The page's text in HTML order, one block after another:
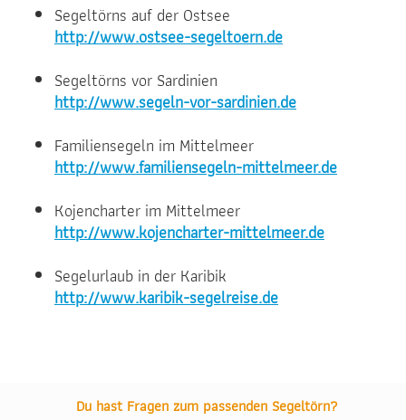
Segeltörns auf der Ostsee
http://www.ostsee-segeltoern.de
Segeltörns vor Sardinien
http://www.segeln-vor-sardinien.de
Familiensegeln im Mittelmeer
http://www.familiensegeln-mittelmeer.de
Kojencharter im Mittelmeer
http://www.kojencharter-mittelmeer.de
Segelurlaub in der Karibik
http://www.karibik-segelreise.de
Du hast Fragen zum passenden Segeltörn?